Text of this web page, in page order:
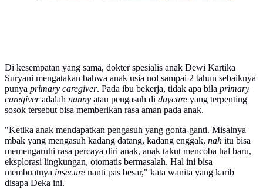
Di kesempatan yang sama, dokter spesialis anak Dewi Kartika
Suryani mengatakan bahwa anak usia nol sampai 2 tahun sebaiknya
punya primary caregiver. Pada ibu bekerja, tidak apa bila primary
caregiveradalah nanny atau pengasuh di daycare yang terpenting
sosok tersebut bisa memberikan rasa aman pada anak.
"Ketika anak mendapatkan pengasuh yang gonta-ganti. Misalnya
mbak yang mengasuh kadang datang, kadang enggak, nah itu bisa
memengaruhi rasa percaya diri anak, anak takut mencoba hal baru,
eksplorasi lingkungan, otomatis bermasalah. Hal ini bisa
membuatnya insecure nanti pas besar," kata wanita yang karib
disapa Deka ini.